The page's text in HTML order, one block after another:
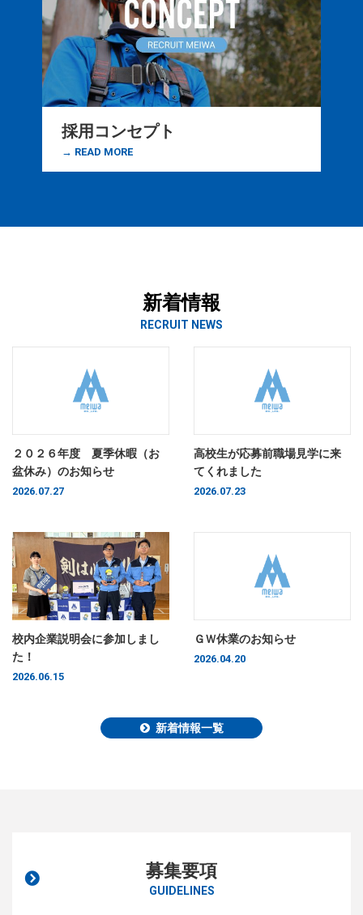
採用コンセプト
→ READ MORE
新着情報
RECRUIT NEWS
２０２６年度 夏季休暇（お
盆休み）のお知らせ
2026.07.27
高校生が応募前職場見学に来
てくれました
2026.07.23
校内企業説明会に参加しまし
た！
2026.06.15
ＧＷ休業のお知らせ
2026.04.20
新着情報一覧
募集要項
GUIDELINES